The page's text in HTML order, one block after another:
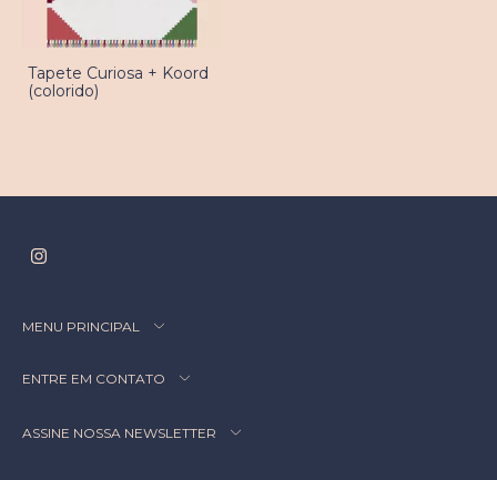
Tapete Curiosa + Koord
(colorido)
MENU PRINCIPAL
ENTRE EM CONTATO
ASSINE NOSSA NEWSLETTER